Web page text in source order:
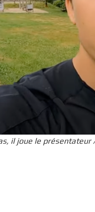
il joue le